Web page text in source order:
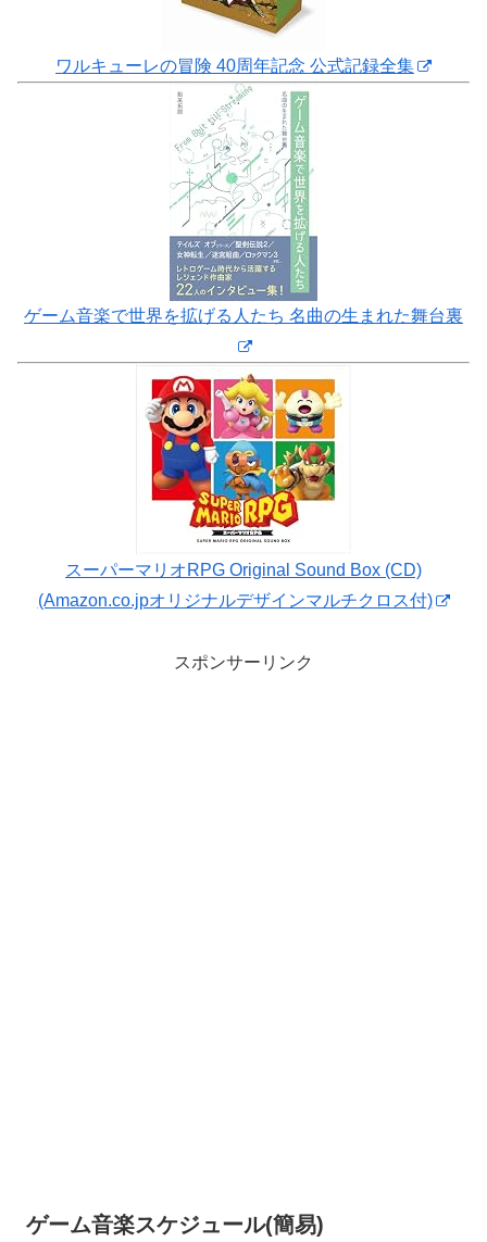
ワルキューレの冒険 40周年記念 公式記録全集
ゲーム音楽で世界を拡げる人たち 名曲の生まれた舞台裏
スーパーマリオRPG Original Sound Box (CD)
(Amazon.co.jpオリジナルデザインマルチクロス付)
スポンサーリンク
ゲーム音楽スケジュール(簡易)